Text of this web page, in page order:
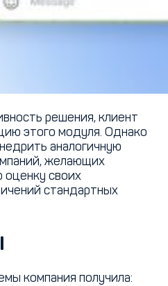
решения, клиент
этого модуля. Однако
аналогичную
желающих
оценку своих
стандартных
компания получила: